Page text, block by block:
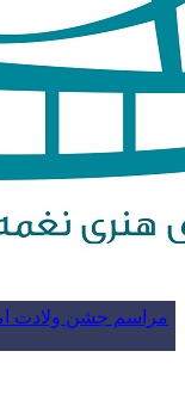
مراسم جشن ولادت